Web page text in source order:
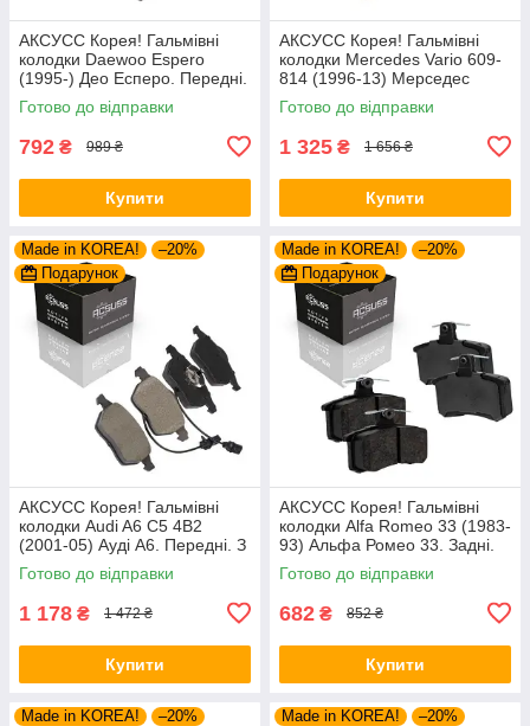
АКСУСС Корея! Гальмівні
колодки Daewoo Espero
(1995-) Део Есперо. Передні.
GDB951 , FSL584
Готово до відправки
792 ₴ 989 ₴
Купити
АКСУСС Корея! Гальмівні
колодки Mercedes Vario 609-
814 (1996-13) Мерседес
Варіо. Задні. GDB1695 ,
FVR1522 , GDB5050
Готово до відправки
1 325 ₴ 1 656 ₴
Купити
Made in KOREA!
–20%
Подарунок
АКСУСС Корея! Гальмівні
колодки Audi A6 С5 4B2
(2001-05) Ауді А6. Передні. З
датчиками! GDB1307 ,
GDB1488 , FDB1323 ,
Готово до відправки
1 178 ₴ 1 472 ₴
Купити
Made in KOREA!
–20%
Подарунок
АКСУСС Корея! Гальмівні
колодки Alfa Romeo 33 (1983-
93) Альфа Ромео 33. Задні.
GDB1050 , FDB222
Готово до відправки
682 ₴ 852 ₴
Купити
Made in KOREA!
–20%
Made in KOREA!
–20%